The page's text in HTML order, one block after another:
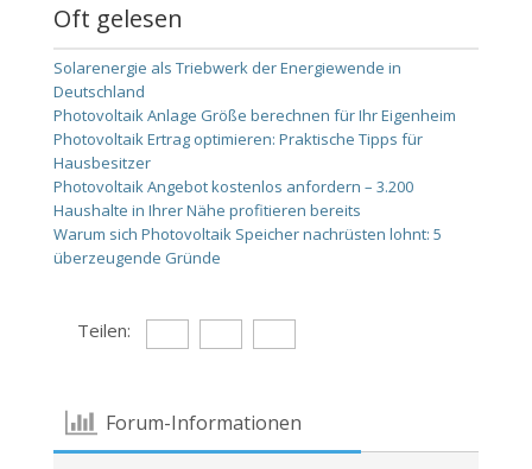
Oft gelesen
Solarenergie als Triebwerk der Energiewende in
Deutschland
Photovoltaik Anlage Größe berechnen für Ihr Eigenheim
Photovoltaik Ertrag optimieren: Praktische Tipps für
Hausbesitzer
Photovoltaik Angebot kostenlos anfordern – 3.200
Haushalte in Ihrer Nähe profitieren bereits
Warum sich Photovoltaik Speicher nachrüsten lohnt: 5
überzeugende Gründe
Teilen:
Forum-Informationen